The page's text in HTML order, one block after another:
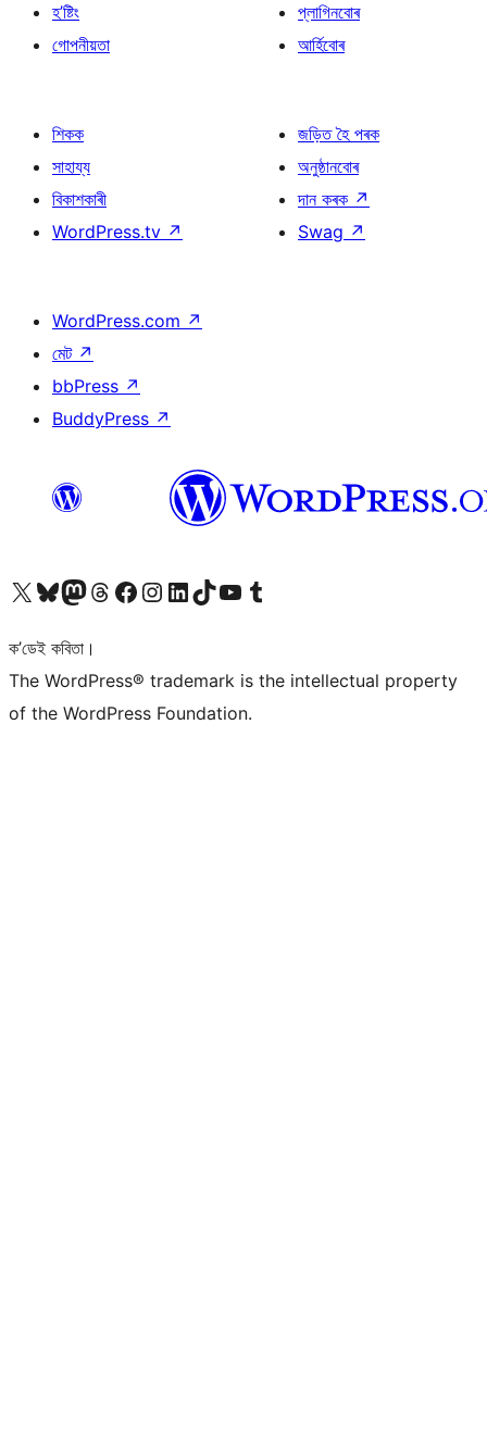
হ’ষ্টিং
গোপনীয়তা
প্লাগিনবোৰ
আৰ্হিবোৰ
শিকক
সাহায্য
বিকাশকাৰী
WordPress.tv ↗
জড়িত হৈ পৰক
অনুষ্ঠানবোৰ
দান কৰক ↗
Swag ↗
WordPress.com ↗
মেট ↗
bbPress ↗
BuddyPress ↗
আমাৰ X (আগৰ Twitter) একাউণ্টলৈ যাওকআমাৰ Bluesky একাউণ্টলৈ যাওকআমাৰ Mastodon একাউণ্টলৈ যাওকআমাৰ Threads একাউণ্টলৈ যাওকআমাৰ Facebook পৃষ্ঠালৈ যাওকআমাৰ Instagram একাউণ্টলৈ যাওকআমাৰ LinkedIn একাউণ্টলৈ যাওকআমাৰ TikTok একাউণ্টলৈ যাওকআমাৰ YouTube চেনেললৈ যাওকআমাৰ Tumblr একাউণ্টলৈ যাওক
ক’ডেই কবিতা।
The WordPress® trademark is the intellectual property
of the WordPress Foundation.